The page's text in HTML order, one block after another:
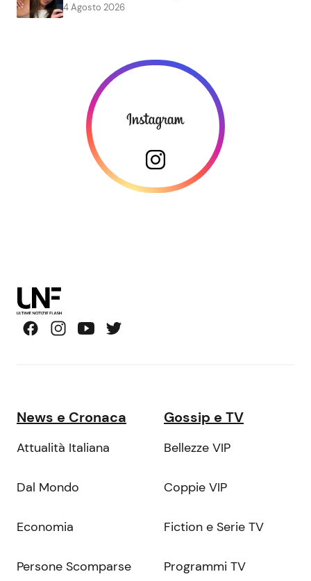
4 Agosto 2026
News e Cronaca
Attualità Italiana
Dal Mondo
Economia
Persone Scomparse
Gossip e TV
Bellezze VIP
Coppie VIP
Fiction e Serie TV
Programmi TV